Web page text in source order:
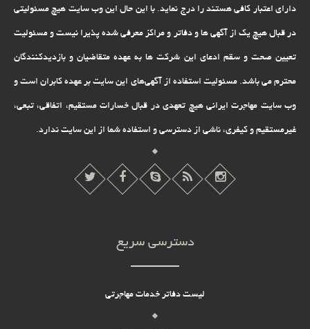
دارای اعتبار کافی هستند را درج نماید. با این حال این وب سایت هیچ مسئولیتی
در قبال هیچ یک از آگهی ها و دفاتر و مراکز معرفی شده پذیرا نیست و مسئولیت
تعیین صحت و سقم ادعای این شرکت ها به عهده متقاضیان و بازدیدکنندگان
محترم می باشد. مسئولیت استفاده از آگهی‌های این سایت بر عهده کابران است و
وب سایت مهاجرت ایرانی هیچ تعهدى در قبال خسارات مستقیم، اتفاقى، تبعى،
غیرمستقیم و کیفرى، ناشى از دسترسى و استفاده شما از این سایت ندارد.
دسترسی سریع
لیست دفاتر خدمات مهاجرتی